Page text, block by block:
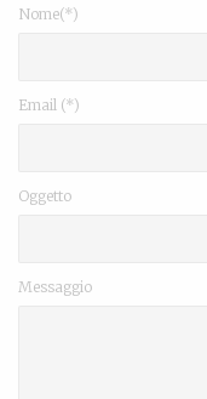
Nome(*)
Email (*)
Oggetto
Messaggio